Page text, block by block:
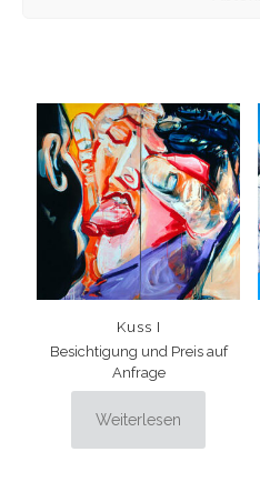
Kuss I
Besichtigung und Preis auf
Anfrage
Weiterlesen